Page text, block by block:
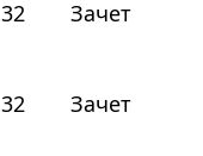
32 Зачет
32 Зачет